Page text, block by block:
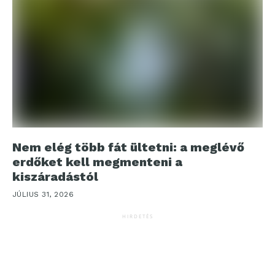
Nem elég több fát ültetni: a meglévő
erdőket kell megmenteni a
kiszáradástól
JÚLIUS 31, 2026
HIRDETÉS